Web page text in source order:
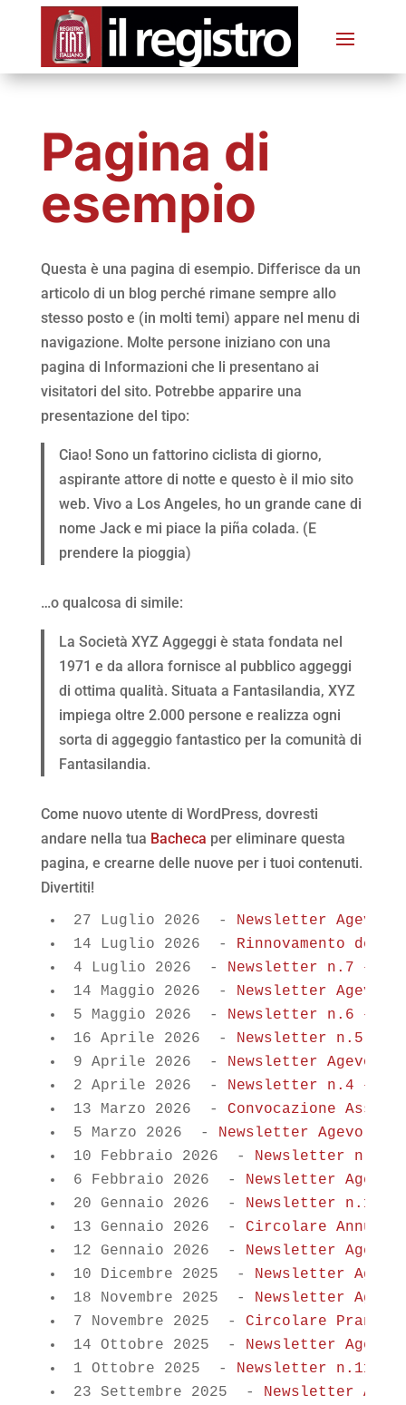
Pagina di
esempio
Questa è una pagina di esempio. Differisce da un
articolo di un blog perché rimane sempre allo
stesso posto e (in molti temi) appare nel menu di
navigazione. Molte persone iniziano con una
pagina di Informazioni che li presentano ai
visitatori del sito. Potrebbe apparire una
presentazione del tipo:
Ciao! Sono un fattorino ciclista di giorno,
aspirante attore di notte e questo è il mio sito
web. Vivo a Los Angeles, ho un grande cane di
nome Jack e mi piace la piña colada. (E
prendere la pioggia)
…o qualcosa di simile:
La Società XYZ Aggeggi è stata fondata nel
1971 e da allora fornisce al pubblico aggeggi
di ottima qualità. Situata a Fantasilandia, XYZ
impiega oltre 2.000 persone e realizza ogni
sorta di aggeggio fantastico per la comunità di
Fantasilandia.
Come nuovo utente di WordPress, dovresti
andare nella tua Bacheca per eliminare questa
pagina, e crearne delle nuove per i tuoi contenuti.
Divertiti!
27 Luglio 2026 -
Newsletter
14 Luglio 2026
-
Rinnovamento
4 Luglio 2026
-
Newsletter n.7 –
14 Maggio 2026
-
Newsletter
5 Maggio 2026
-
Newsletter n.6 –
16 Aprile 2026
-
Newsletter n.5 –
9 Aprile 2026
-
Newsletter
2 Aprile 2026
-
Newsletter n.4 –
13 Marzo 2026
-
Convocazione
5 Marzo 2026
-
Newsletter
10 Febbraio 2026
-
Newsletter n.3 –
6 Febbraio 2026
-
Newsletter
20 Gennaio 2026
-
Newsletter n.1 –
13 Gennaio 2026
-
Circolare
12 Gennaio 2026
-
Newsletter
10 Dicembre 2025
-
Newsletter
18 Novembre 2025
-
Newsletter
7 Novembre 2025
-
Circolare Pranzo
14 Ottobre 2025
-
Newsletter
1 Ottobre 2025
-
Newsletter n.11 –
23 Settembre 2025
-
Newsletter